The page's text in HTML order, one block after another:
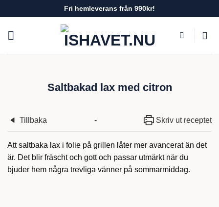
to
content
Fri hemleverans från 990kr!
Saltbakad lax med citron
Tillbaka - Skriv ut receptet
Att saltbaka lax i folie på grillen låter mer avancerat än det
är. Det blir fräscht och gott och passar utmärkt när du
bjuder hem några trevliga vänner på sommarmiddag.